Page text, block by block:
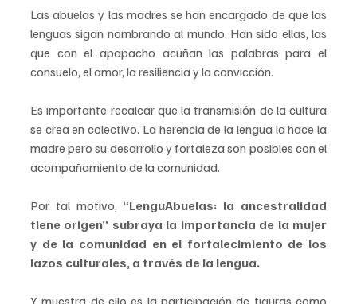
Las abuelas y las madres se han encargado de que las
lenguas sigan nombrando al mundo. Han sido ellas, las
que con el apapacho acuñan las palabras para el
consuelo, el amor, la resiliencia y la convicción.
Es importante recalcar que la transmisión de la cultura
se crea en colectivo. La herencia de la lengua la hace la
madre pero su desarrollo y fortaleza son posibles con el
acompañamiento de la comunidad.
Por tal motivo, “LenguAbuelas: la ancestralidad
tiene origen” subraya la importancia de la mujer
y de la comunidad en el fortalecimiento de los
lazos culturales, a través de la lengua.
Y muestra de ello es la participación de figuras como